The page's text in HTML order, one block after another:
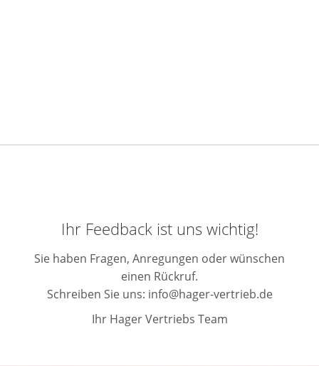
Ihr Feedback ist uns wichtig!
Sie haben Fragen, Anregungen oder wünschen
einen Rückruf.
Schreiben Sie uns: info@hager-vertrieb.de
Ihr Hager Vertriebs Team